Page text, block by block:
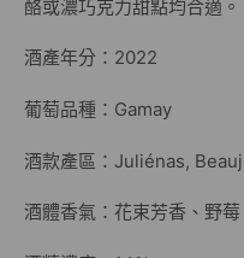
酪或濃巧克力甜點均合適。
酒產年分：2022
葡萄品種：Gamay
酒款產區：Juliénas,
酒體香氣：花束芳香、野